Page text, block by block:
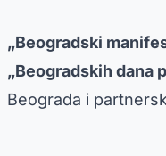
„Beogradski
„Beogradskih dana
Beograda i